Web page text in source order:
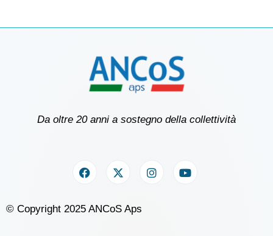
Da oltre 20 anni a sostegno della collettività
© Copyright 2025 ANCoS Aps